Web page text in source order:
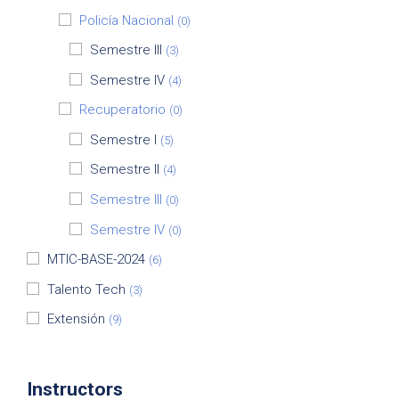
Policía Nacional (0)
Semestre III (3)
Semestre IV (4)
Recuperatorio (0)
Semestre I (5)
Semestre II (4)
Semestre III (0)
Semestre IV (0)
MTIC-BASE-2024 (6)
Talento Tech (3)
Extensión (9)
Instructors